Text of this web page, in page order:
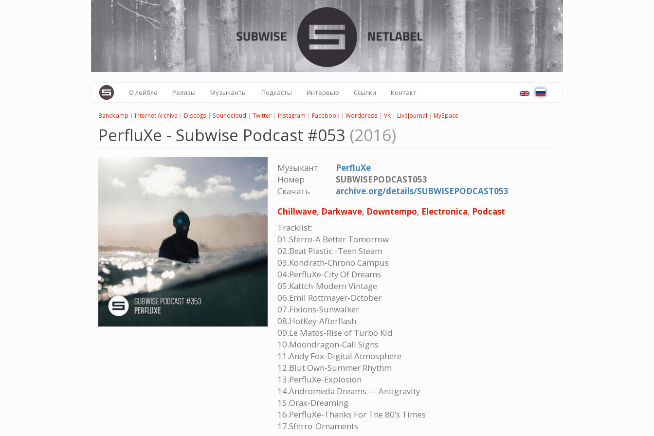
О лейбле Релизы Музыканты Подкасты Интервью Ссылки Контакт
Bandcamp | Internet Archive | Discogs | Soundcloud | Twitter | Instagram | Facebook | Wordpress | VK | LiveJournal | MySpace
PerfluXe - Subwise Podcast #053 (2016)
Музыкант
PerfluXe
Номер
SUBWISEPODCAST053
Скачать
archive.org/details/SUBWISEPODCAST053
Chillwave, Darkwave, Downtempo, Electronica, Podcast
Tracklist:
01.Sferro-A Better Tomorrow
02.Beat Plastic -Teen Steam
03.Kondrath-Chrono Campus
04.PerfluXe-City Of Dreams
05.Kattch-Modern Vintage
06.Emil Rottmayer-October
07.Fixions-Sunwalker
08.HotKey-Afterflash
09.Le Matos-Rise of Turbo Kid
10.Moondragon-Call Signs
11.Andy Fox-Digital Atmosphere
12.Blut Own-Summer Rhythm
13.PerfluXe-Explosion
14.Andromeda Dreams — Antigravity
15.Orax-Dreaming
16.PerfluXe-Thanks For The 80’s Times
17.Sferro-Ornaments